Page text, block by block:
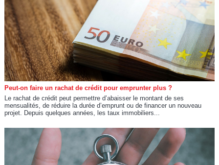
Peut-on faire un rachat de crédit pour emprunter plus ?
Le rachat de crédit peut permettre d’abaisser le montant de ses
mensualités, de réduire la durée d’emprunt ou de financer un nouveau
projet. Depuis quelques années, les taux immobiliers...